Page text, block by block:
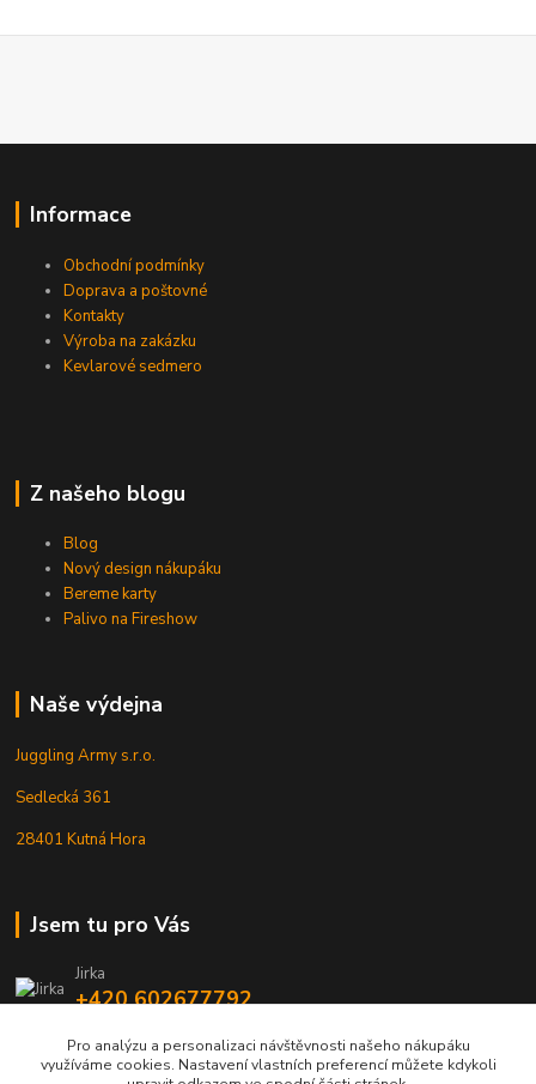
Informace
Obchodní podmínky
Doprava a poštovné
Kontakty
Výroba na zakázku
Kevlarové sedmero
Z našeho blogu
Blog
Nový design nákupáku
Bereme karty
Palivo na Fireshow
Naše výdejna
Juggling Army s.r.o.
Sedlecká 361
28401 Kutná Hora
Jsem tu pro Vás
Jirka
+420 602677792
info@jarmy.cz
Pro analýzu a personalizaci návštěvnosti našeho nákupáku
využíváme cookies. Nastavení vlastních preferencí můžete kdykoli